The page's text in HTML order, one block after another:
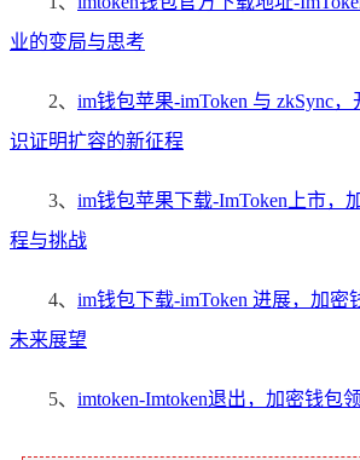
业的变局与思考
2、 im钱包苹果-imToken 与 zkSync
识证明扩容的新征程
3、 im钱包苹果下载-ImToken上市，
程与挑战
4、 im钱包下载-imToken 进展，加密
未来展望
5、 imtoken-Imtoken退出，加密钱包